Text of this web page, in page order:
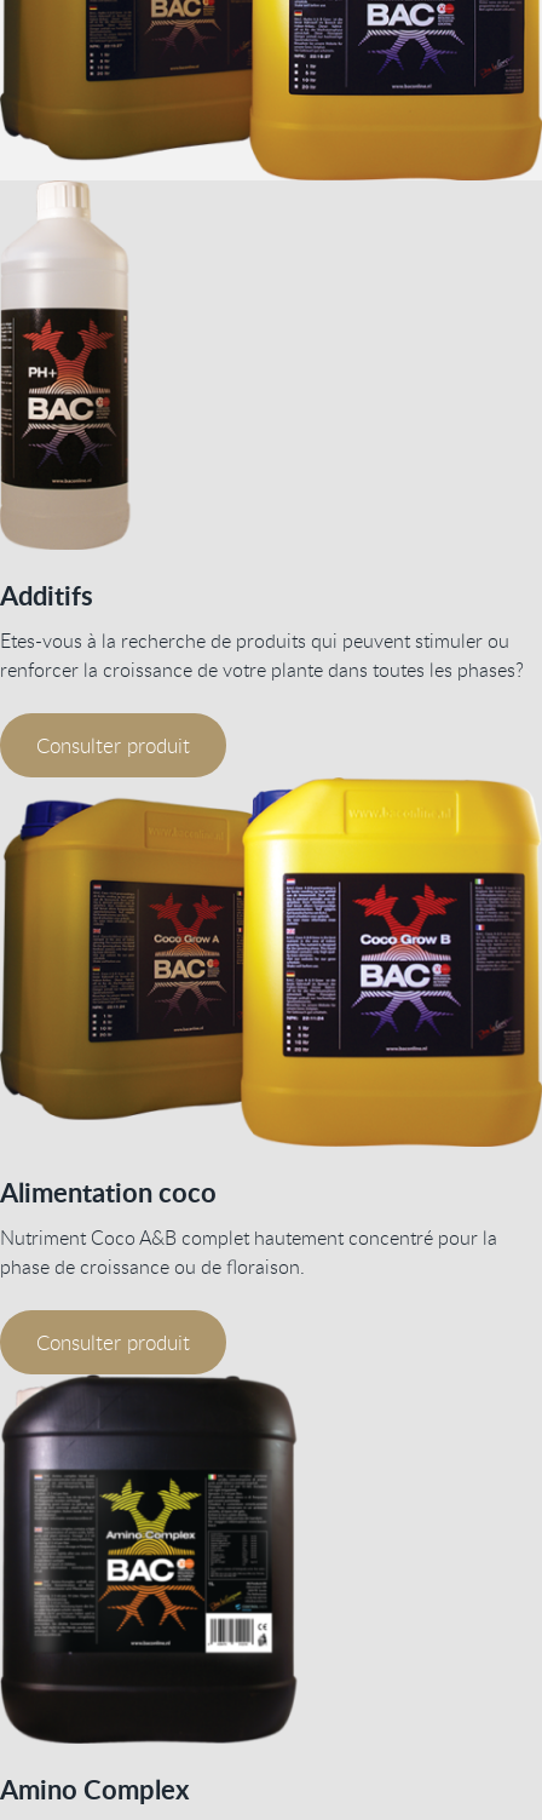
Additifs
Etes-vous à la recherche de produits qui peuvent stimuler ou
renforcer la croissance de votre plante dans toutes les phases?
Consulter produit
Alimentation coco
Nutriment Coco A&B complet hautement concentré pour la
phase de croissance ou de floraison.
Consulter produit
Amino Complex